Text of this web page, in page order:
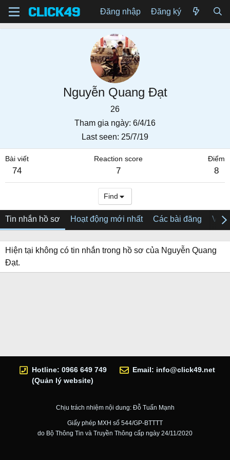
Đăng nhập Đăng ký
Nguyễn Quang Đạt
26
Tham gia ngày 6/4/16
Last seen 25/7/19
Bài viết
74
Reaction score
7
Điểm
8
Find
Tin nhắn hồ sơ Hoạt động mới nhất Các bài đăng Về
Hiện tại không có tin nhắn trong hồ sơ của Nguyễn Quang
Đạt.
Hotline: 0966 649 749
(Quản lý website)
Email: info@click49.net
Chịu trách nhiệm nội dung: Đỗ Tuấn Mạnh
Giấy phép MXH số 544/GP-BTTTT
do Bộ Thông Tin và Truyền Thông cấp ngày 24/11/2020